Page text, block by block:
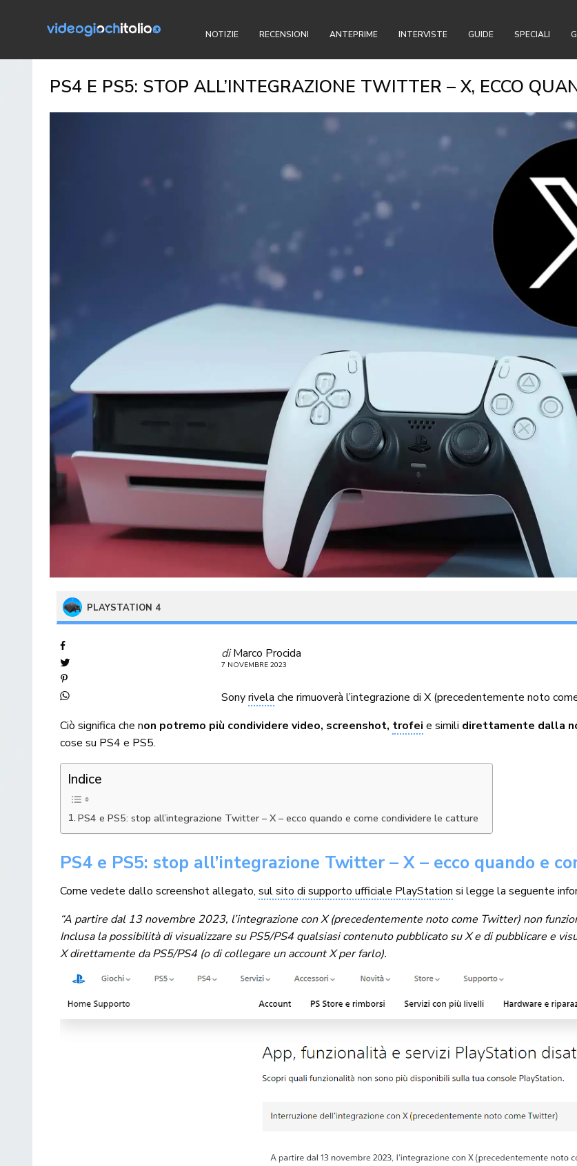
NOTIZIE RECENSIONI ANTEPRIME INTERVISTE GUIDE SPECIALI
PS4 E PS5: STOP ALL’INTEGRAZIONE TWITTER – X, ECCO
PLAYSTATION 4
di Marco Procida
7 NOVEMBRE 2023
Sonyrivela che rimuoverà l’integrazione di X (precedentemente noto
Ciò significa che non potremo più condividere video, screenshot, trofei e simili direttamente dalla
cose su PS4 e PS5.
Indice
PS4 e PS5: stop all’integrazione Twitter – X – ecco quando e come condividere le catture
PS4 e PS5: stop all’integrazione Twitter – X – ecco quando e
Come vedete dallo screenshot allegato,sul sito di supporto ufficiale PlayStation si legge la seguente
“A partire dal 13 novembre 2023, l’integrazione con X (precedentemente noto come Twitter) non
Inclusa la possibilità di visualizzare su PS5/PS4 qualsiasi contenuto pubblicato su X e di pubblicare e
X direttamente da PS5/PS4 (o di collegare un account X per farlo).